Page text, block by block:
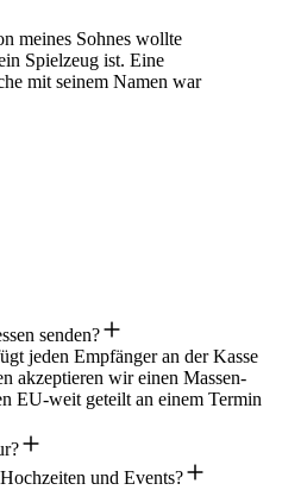
meines Sohnes wollte
Spielzeug ist. Eine
mit seinem Namen war
senden?
jeden Empfänger an der Kasse
akzeptieren wir einen Massen-
EU-weit geteilt an einem Termin
und Events?